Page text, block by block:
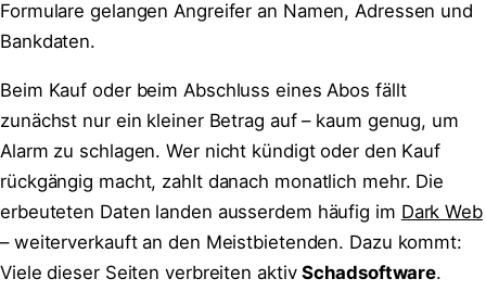
Formulare gelangen Angreifer an Namen, Adressen und
Bankdaten.
Beim Kauf oder beim Abschluss eines Abos fällt
zunächst nur ein kleiner Betrag auf – kaum genug, um
Alarm zu schlagen. Wer nicht kündigt oder den Kauf
rückgängig macht, zahlt danach monatlich mehr. Die
erbeuteten Daten landen ausserdem häufig im Dark Web
– weiterverkauft an den Meistbietenden. Dazu kommt:
Viele dieser Seiten verbreiten aktivSchadsoftware.